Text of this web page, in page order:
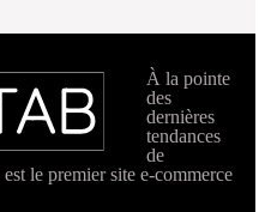
À la pointe
des
dernières
tendances
de
est le premier site e-commerce